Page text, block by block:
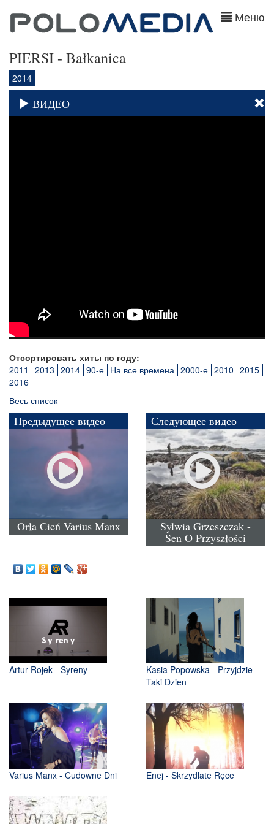
Меню
PIERSI - Bałkanica
2014
ВИДЕО
Отсортировать хиты по году:
2011
2013 2014 90-е На все времена 2000-е 2010 2015
2016
Весь список
Предыдущее видео
Orła Cień Varius Manx
Следующее видео
Sylwia Grzeszczak -
Sen O Przyszłości
Artur Rojek - Syreny
Kasia Popowska - Przyjdzie
Taki Dzien
Varius Manx - Cudowne Dni Enej - Skrzydlate Ręce